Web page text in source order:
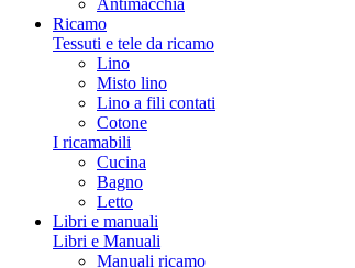
Antimacchia
Ricamo
Tessuti e tele da ricamo
Lino
Misto lino
Lino a fili contati
Cotone
I ricamabili
Cucina
Bagno
Letto
Libri e manuali
Libri e Manuali
Manuali ricamo